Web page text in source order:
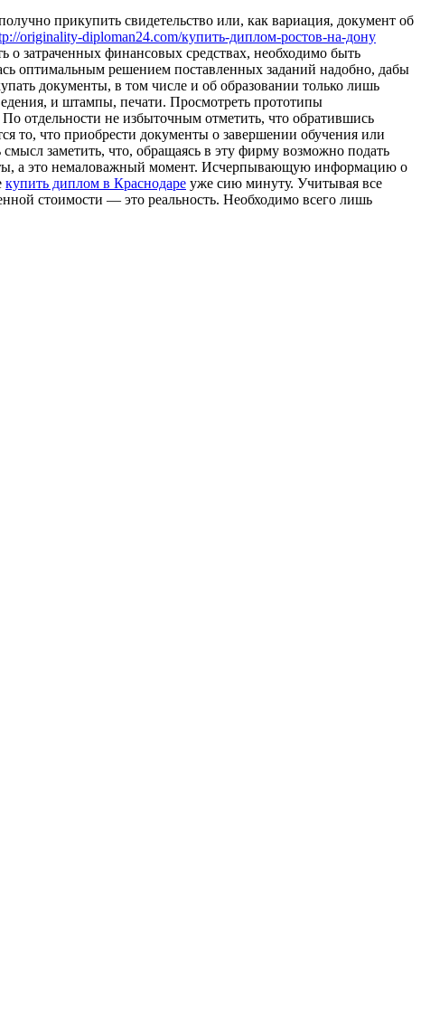
прикупить свидeтeльствo или, как вариация, документ об
originality-diploman24.com/купить-диплом-ростов-на-дону
о затраченных финансовых средствах, необходимо быть
оптимальным решением поставленных заданий надобно, дабы
документы, в том числе и об образовании только лишь
и штампы, печати. Просмотреть прототипы
отдельности не избыточным отметить, что обратившись
то, что приобрести документы о завершении обучения или
заметить, что, обращаясь в эту фирму возможно подать
а это немаловажный момент. Исчерпывающую информацию о
купить диплом в Краснодаре уже сию минуту. Учитывая все
стоимости — это реальность. Необходимо всего лишь